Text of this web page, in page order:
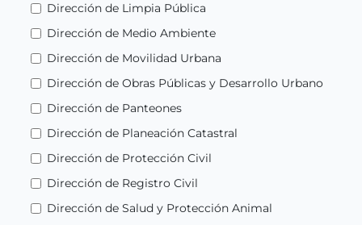
Dirección de Limpia Pública
Dirección de Medio Ambiente
Dirección de Movilidad Urbana
Dirección de Obras Públicas y Desarrollo Urbano
Dirección de Panteones
Dirección de Planeación Catastral
Dirección de Protección Civil
Dirección de Registro Civil
Dirección de Salud y Protección Animal